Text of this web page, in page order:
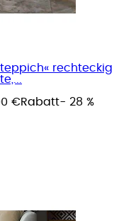
rechteckig
€Rabatt- 28 %